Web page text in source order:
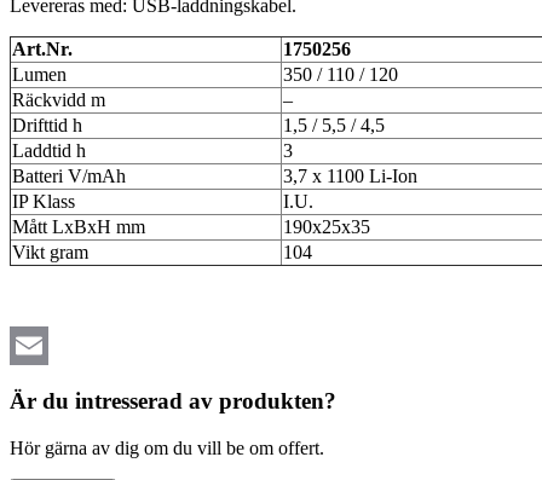
Levereras med: USB-laddningskabel.
Art.Nr.
1750256
Lumen
350 / 110 / 120
Räckvidd m
–
Drifttid h
1,5 / 5,5 / 4,5
Laddtid h
3
Batteri V/mAh
3,7 x 1100 Li-Ion
IP Klass
I.U.
Mått LxBxH mm
190x25x35
Vikt gram
104
Email
Är du intresserad av produkten?
Hör gärna av dig om du vill be om offert.